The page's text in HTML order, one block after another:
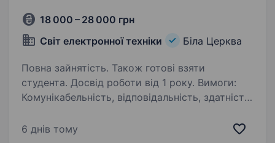
18 000 – 28 000 грн
Світ електронної техніки
Біла Церква
Повна зайнятість. Також готові взяти
студента. Досвід роботи від 1 року. Вимоги:
Комунікабельність, відповідальність, здатність
перерва, 5-денний тиждень Обов’язки:
6 днів тому